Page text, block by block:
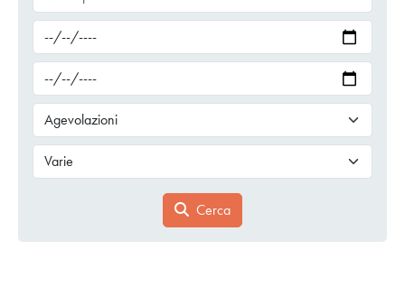
Cerca